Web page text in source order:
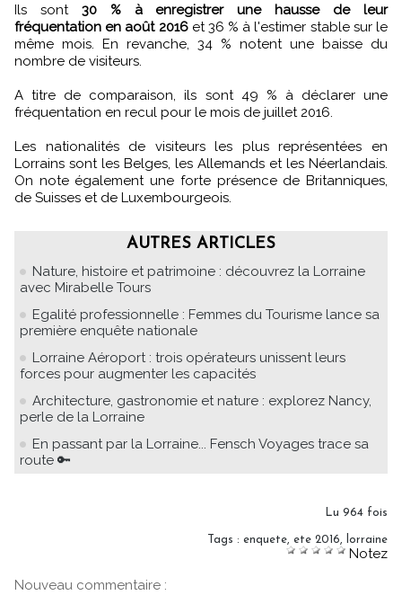
Ils sont 30 % à enregistrer une hausse de leur
fréquentation en août 2016et 36 % à l'estimer stable sur le
même mois. En revanche, 34 % notent une baisse du
nombre de visiteurs.
A titre de comparaison, ils sont 49 % à déclarer une
fréquentation en recul pour le mois de juillet 2016.
Les nationalités de visiteurs les plus représentées en
Lorrains sont les Belges, les Allemands et les Néerlandais.
On note également une forte présence de Britanniques,
de Suisses et de Luxembourgeois.
AUTRES ARTICLES
Nature, histoire et patrimoine : découvrez la Lorraine
avec Mirabelle Tours
Egalité professionnelle : Femmes du Tourisme lance sa
première enquête nationale
Lorraine Aéroport : trois opérateurs unissent leurs
forces pour augmenter les capacités
Architecture, gastronomie et nature : explorez Nancy,
perle de la Lorraine
En passant par la Lorraine... Fensch Voyages trace sa
route 🔑
Lu 964 fois
Tags : enquete ete 2016 lorraine
Notez
Nouveau commentaire :